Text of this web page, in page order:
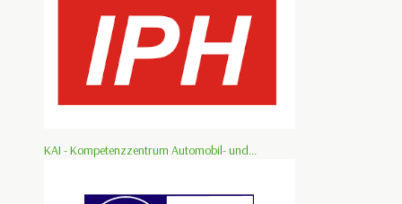
KAI - Kompetenzzentrum Automobil- und...